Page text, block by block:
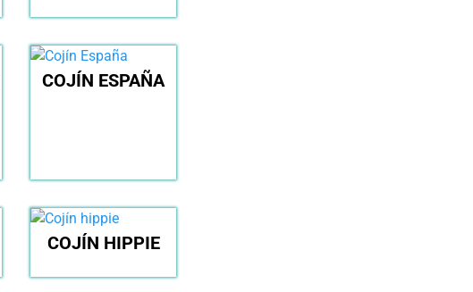
COJÍN ESPAÑA
COJÍN HIPPIE